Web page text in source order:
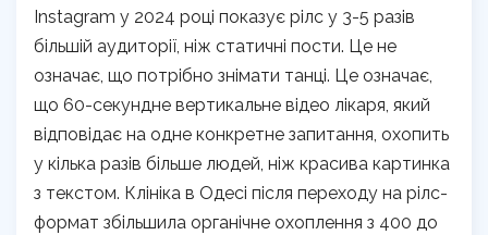
Instagram у 2024 році показує рілс у 3-5 разів
більшій аудиторії, ніж статичні пости. Це не
означає, що потрібно знімати танці. Це означає,
що 60-секундне вертикальне відео лікаря, який
відповідає на одне конкретне запитання, охопить
у кілька разів більше людей, ніж красива картинка
з текстом. Клініка в Одесі після переходу на рілс-
формат збільшила органічне охоплення з 400 до